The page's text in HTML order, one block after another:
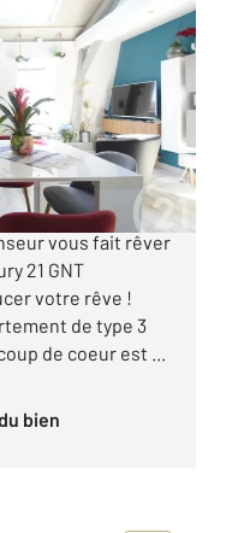
vous fait rêver
21 GNT
votre rêve !
de type 3
de coeur est ...
bien